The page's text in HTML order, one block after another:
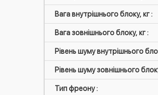
Вага внутрішнього блоку, кг :
Вага зовнішнього блоку, кг :
Рівень шуму внутрішнього
Рівень шуму зовнішнього
Тип фреону :